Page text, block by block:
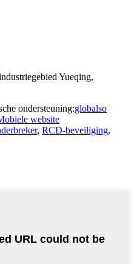
Yueqing,
ondersteuning:globalso
website
, RCD-beveiliging,